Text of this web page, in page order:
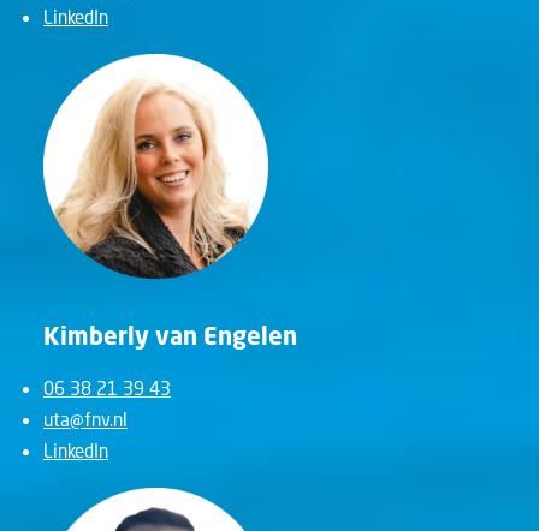
LinkedIn
Kimberly van Engelen
06 38 21 39 43
uta@fnv.nl
LinkedIn